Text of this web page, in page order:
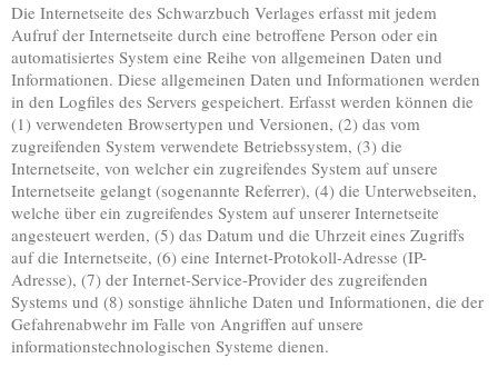
Die Internetseite des Schwarzbuch Verlages erfasst mit jedem
Aufruf der Internetseite durch eine betroffene Person oder ein
automatisiertes System eine Reihe von allgemeinen Daten und
Informationen. Diese allgemeinen Daten und Informationen werden
in den Logfiles des Servers gespeichert. Erfasst werden können die
(1) verwendeten Browsertypen und Versionen, (2) das vom
zugreifenden System verwendete Betriebssystem, (3) die
Internetseite, von welcher ein zugreifendes System auf unsere
Internetseite gelangt (sogenannte Referrer), (4) die Unterwebseiten,
welche über ein zugreifendes System auf unserer Internetseite
angesteuert werden, (5) das Datum und die Uhrzeit eines Zugriffs
auf die Internetseite, (6) eine Internet-Protokoll-Adresse (IP-
Adresse), (7) der Internet-Service-Provider des zugreifenden
Systems und (8) sonstige ähnliche Daten und Informationen, die der
Gefahrenabwehr im Falle von Angriffen auf unsere
informationstechnologischen Systeme dienen.